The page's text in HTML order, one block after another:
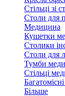
Стільці зі
Столи для
Медицина
Кушетки
Столики
Столи для
Тумби
Стільці
Багатомісні
Більше